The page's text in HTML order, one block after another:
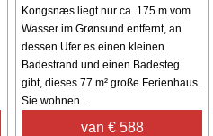
Kongsnæs liegt nur ca. 175 m vom
Wasser im Grønsund entfernt, an
dessen Ufer es einen kleinen
Badestrand und einen Badesteg
gibt, dieses 77 m² große Ferienhaus.
Sie wohnen ...
van € 588